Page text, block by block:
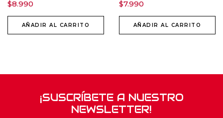
$8.990
AÑADIR AL CARRITO
$7.990
AÑADIR AL CARRITO
¡SUSCRÍBETE A NUESTRO
NEWSLETTER!